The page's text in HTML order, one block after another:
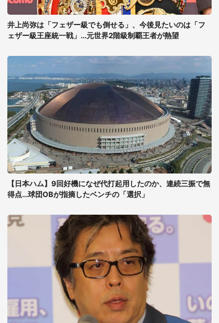
井上尚弥は「フェザー級でも倒せる」、今後見たいのは「フ
ェザー級王座統一戦」...元世界2階級制覇王者が熱望
【日本ハム】9回好機になぜ代打起用したのか、連続三振で無
得点...球団OBが指摘したベンチの「選択」